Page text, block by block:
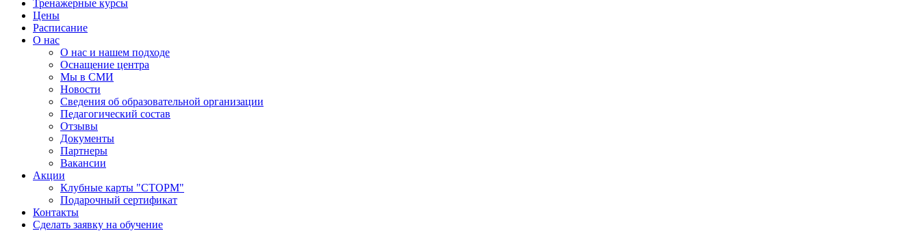
Тренажерные курсы
Цены
Расписание
О нас
О нас и нашем подходе
Оснащение центра
Мы в СМИ
Новости
Сведения об образовательной организации
Педагогический состав
Отзывы
Документы
Партнеры
Вакансии
Акции
Клубные карты "СТОРМ"
Подарочный сертификат
Контакты
Сделать заявку на обучение